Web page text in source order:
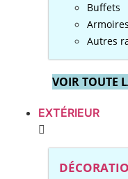
Buffets
Armoires
Autres
VOIR TOUTE
EXTÉRIEUR